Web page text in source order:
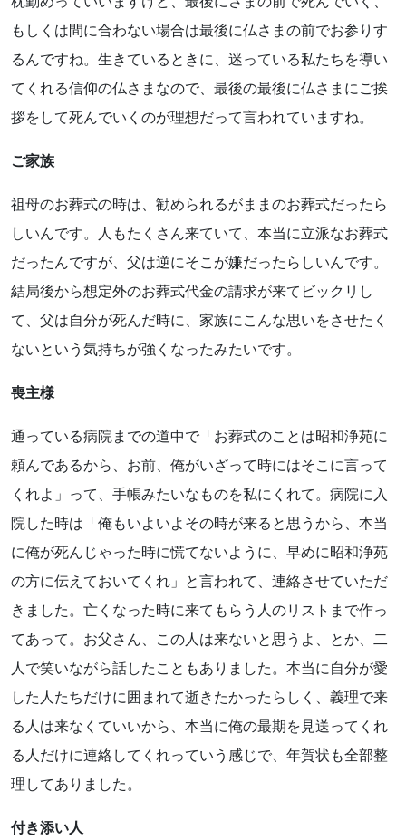
もしくは間に合わない場合は最後に仏さまの前でお参りす
るんですね。生きているときに、迷っている私たちを導い
てくれる信仰の仏さまなので、最後の最後に仏さまにご挨
拶をして死んでいくのが理想だって言われていますね。
ご家族
祖母のお葬式の時は、勧められるがままのお葬式だったら
しいんです。人もたくさん来ていて、本当に立派なお葬式
だったんですが、父は逆にそこが嫌だったらしいんです。
結局後から想定外のお葬式代金の請求が来てビックリし
て、父は自分が死んだ時に、家族にこんな思いをさせたく
ないという気持ちが強くなったみたいです。
喪主様
通っている病院までの道中で「お葬式のことは昭和浄苑に
頼んであるから、お前、俺がいざって時にはそこに言って
くれよ」って、手帳みたいなものを私にくれて。病院に入
院した時は「俺もいよいよその時が来ると思うから、本当
に俺が死んじゃった時に慌てないように、早めに昭和浄苑
の方に伝えておいてくれ」と言われて、連絡させていただ
きました。亡くなった時に来てもらう人のリストまで作っ
てあって。お父さん、この人は来ないと思うよ、とか、二
人で笑いながら話したこともありました。本当に自分が愛
した人たちだけに囲まれて逝きたかったらしく、義理で来
る人は来なくていいから、本当に俺の最期を見送ってくれ
る人だけに連絡してくれっていう感じで、年賀状も全部整
理してありました。
付き添い人